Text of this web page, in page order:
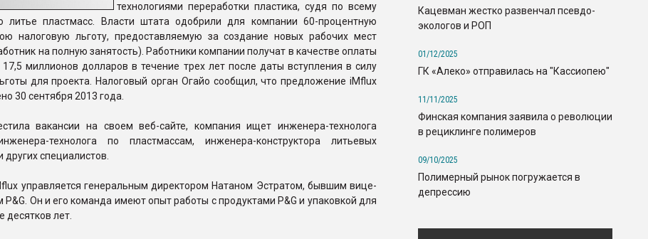
технологиями переработки пластика, судя по всему
литье пластмасс. Власти штата одобрили для компании 60-процентную
налоговую льготу, предоставляемую за создание новых рабочих мест
на полную занятость). Работники компании получат в качестве оплаты
17,5 миллионов долларов в течение трех лет после даты вступления в силу
для проекта. Налоговый орган Огайо сообщил, что предложение iMflux
30 сентября 2013 года.
вакансии на своем веб-сайте, компания ищет инженера-технолога
технолога по пластмассам, инженера-конструктора литьевых
других специалистов.
управляется генеральным директором Натаном Эстратом, бывшим вице-
P&G. Он и его команда имеют опыт работы с продуктами P&G и упаковкой для
десятков лет.
Кацевман жестко развенчал псевдо-
экологов и РОП
01/12/2025
ГК «Алеко» отправилась на "Кассиопею"
11/11/2025
Финская компания заявила о революции
в рециклинге полимеров
09/10/2025
Полимерный рынок погружается в
депрессию